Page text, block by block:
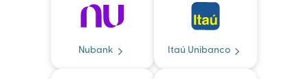
Nubank Itaú Unibanco